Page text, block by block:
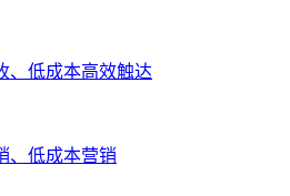
、低成本高效触达
、低成本营销